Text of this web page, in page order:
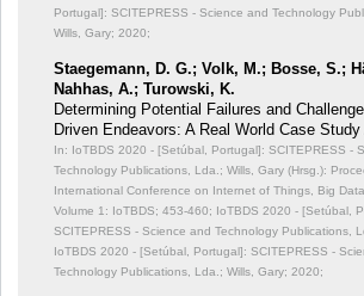
Portugal]: SCITEPRESS - Science and Technology
Wills, Gary; 2020;
Staegemann, D. G.; Volk, M.; Bosse, S.;
Nahhas, A.; Turowski, K.
Determining Potential Failures and
Driven Endeavors: A Real World Case
In: IoTBDS 2020 - [Setúbal, Portugal]: SCITEPRESS -
Technology Publications, Lda.; Wills, Gary (Hrsg.):
International Conference on Internet of Things, Big
Volume 1: IoTBDS; 453-460; IoTBDS 2020 - [Setúbal,
SCITEPRESS - Science and Technology Publications,
IoTBDS 2020 - [Setúbal, Portugal]: SCITEPRESS -
Technology Publications, Lda.; Wills, Gary; 2020;